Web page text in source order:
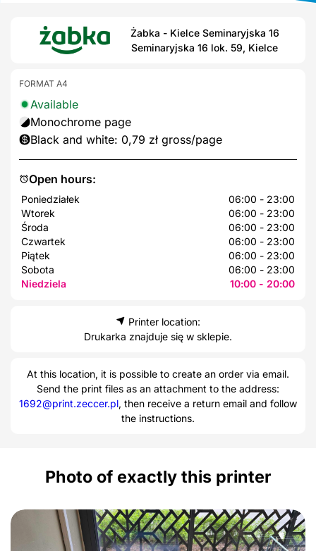
Żabka - Kielce Seminaryjska 16
Seminaryjska 16 lok. 59, Kielce
Open hours:
Poniedziałek
06:00 - 23:00
Wtorek
06:00 - 23:00
Środa
06:00 - 23:00
Czwartek
06:00 - 23:00
Piątek
06:00 - 23:00
Sobota
06:00 - 23:00
Niedziela
10:00 - 20:00
FORMAT A4
Available
Monochrome page
Black and white: 0,79 zł gross/page
Printer location:
Drukarka znajduje się w sklepie.
At this location, it is possible to create an order via email.
Send the print files as an attachment to the address:
1692@print.zeccer.pl, then receive a return email and follow
the instructions.
Photo of exactly this printer